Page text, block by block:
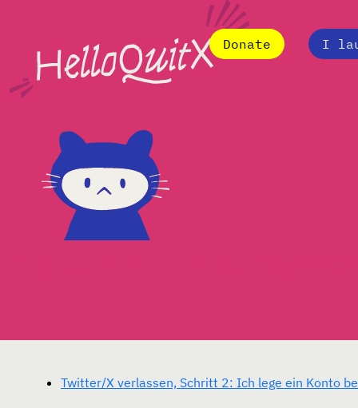
Donate I
Twitter/X verlassen, Schritt 2: Ich lege ein Konto